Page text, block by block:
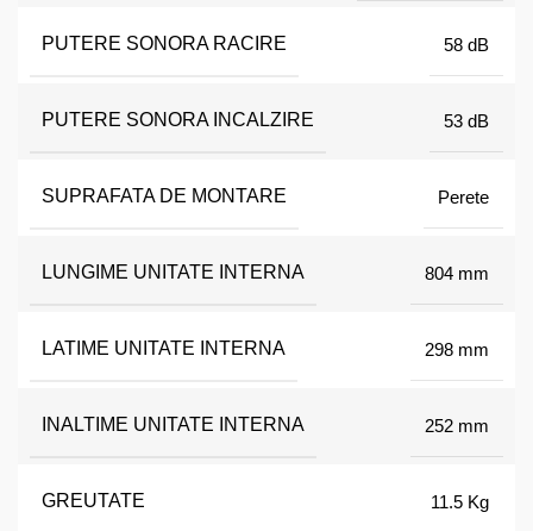
PUTERE SONORA RACIRE 58 dB
PUTERE SONORA INCALZIRE 53 dB
SUPRAFATA DE MONTARE Perete
LUNGIME UNITATE INTERNA 804 mm
LATIME UNITATE INTERNA 298 mm
INALTIME UNITATE INTERNA 252 mm
GREUTATE 11.5 Kg